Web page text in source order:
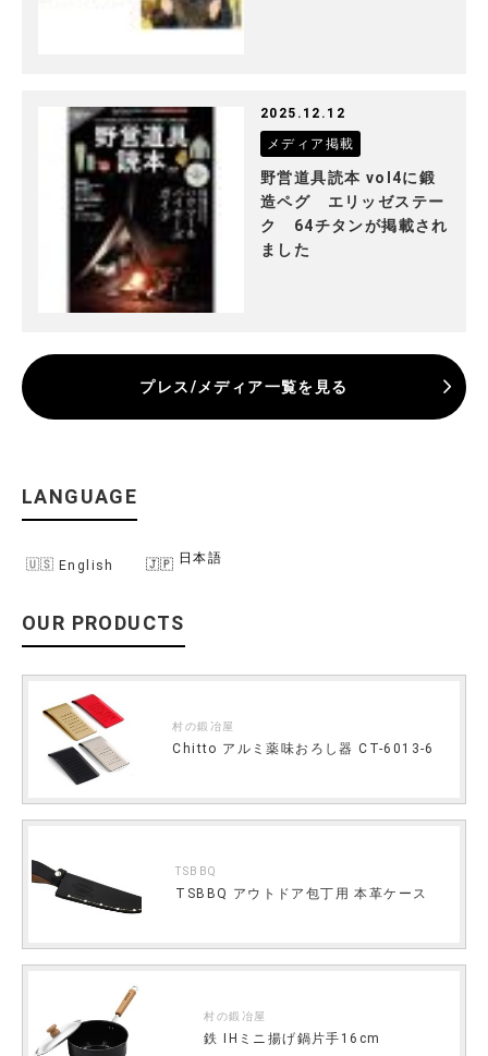
2025.12.12
メディア掲載
野営道具読本 vol4に鍛
造ペグ エリッゼステー
ク 64チタンが掲載され
ました
プレス/メディア一覧を見る
LANGUAGE
English
日本語
OUR PRODUCTS
村の鍛冶屋
Chitto アルミ薬味おろし器 CT-6013-6
TSBBQ
TSBBQ アウトドア包丁用 本革ケース
村の鍛冶屋
鉄 IHミニ揚げ鍋片手16cm